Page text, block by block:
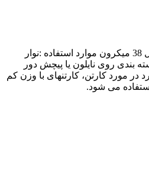
اندازه استاندارد:90 یارد 48 میل 38 میکرون موارد استفاده :نوار
بندی روی نایلون یا پیچش دور
در مورد کارتن، کارتنهای با وزن کم
می شود.